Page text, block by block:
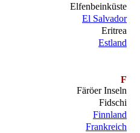
Elfenbeinküste
El Salvador
Eritrea
Estland
F
Färöer Inseln
Fidschi
Finnland
Frankreich